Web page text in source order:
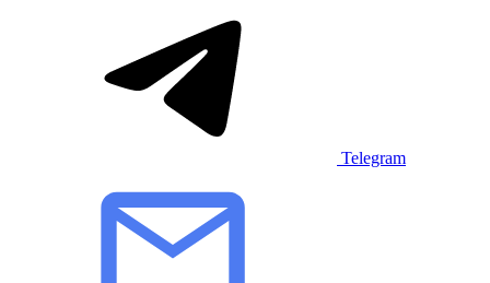
Telegram